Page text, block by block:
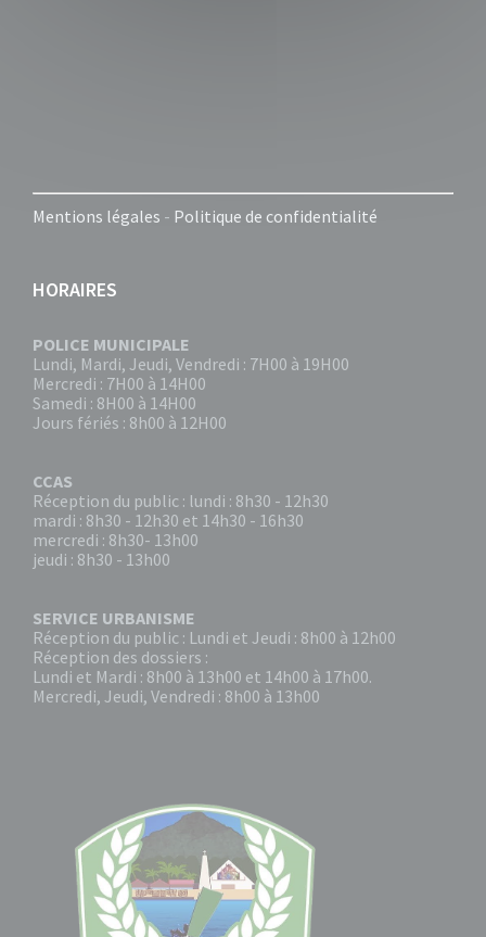
Mentions légales - Politique de confidentialité
HORAIRES
POLICE MUNICIPALE
Lundi, Mardi, Jeudi, Vendredi : 7H00 à 19H00
Mercredi : 7H00 à 14H00
Samedi : 8H00 à 14H00
Jours fériés : 8h00 à 12H00
CCAS
Réception du public : lundi : 8h30 - 12h30
mardi : 8h30 - 12h30 et 14h30 - 16h30
mercredi : 8h30- 13h00
jeudi : 8h30 - 13h00
SERVICE URBANISME
Réception du public : Lundi et Jeudi : 8h00 à 12h00
Réception des dossiers :
Lundi et Mardi : 8h00 à 13h00 et 14h00 à 17h00.
Mercredi, Jeudi, Vendredi : 8h00 à 13h00